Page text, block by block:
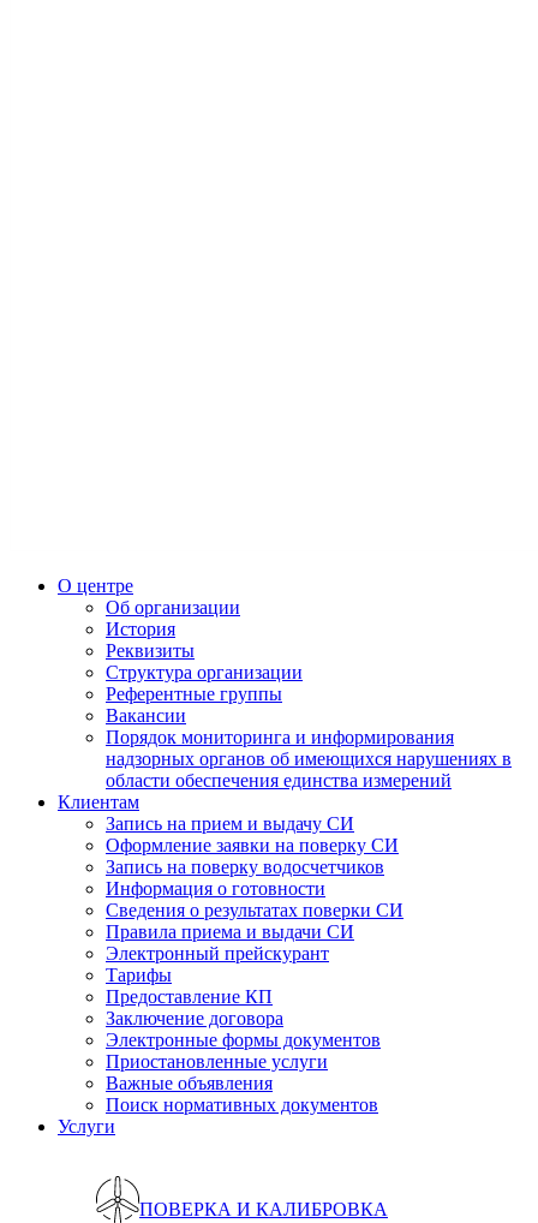
О центре
Об организации
История
Реквизиты
Структура организации
Референтные группы
Вакансии
Порядок мониторинга и информирования
надзорных органов об имеющихся нарушениях в
области обеспечения единства измерений
Клиентам
Запись на прием и выдачу СИ
Оформление заявки на поверку СИ
Запись на поверку водосчетчиков
Информация о готовности
Сведения о результатах поверки СИ
Правила приема и выдачи СИ
Электронный прейскурант
Тарифы
Предоставление КП
Заключение договора
Электронные формы документов
Приостановленные услуги
Важные объявления
Поиск нормативных документов
Услуги
ПОВЕРКА И КАЛИБРОВКА